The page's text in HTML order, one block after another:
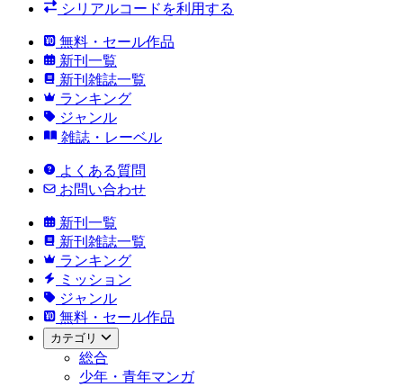
シリアルコードを利用する
無料・セール作品
新刊一覧
新刊雑誌一覧
ランキング
ジャンル
雑誌・レーベル
よくある質問
お問い合わせ
新刊一覧
新刊雑誌一覧
ランキング
ミッション
ジャンル
無料・セール作品
カテゴリ
総合
少年・青年マンガ